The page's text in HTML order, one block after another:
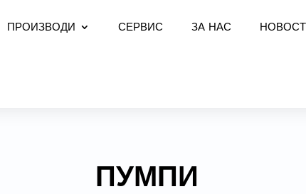
ПРОИЗВОДИ СЕРВИС ЗА НАС
ПУМПИ